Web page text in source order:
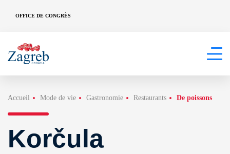
OFFICE DE CONGRÈS
Accueil Mode de vie Gastronomie Restaurants De poissons
Korčula